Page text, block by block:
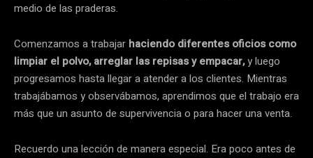
medio de las praderas.
Comenzamos a trabajar haciendo diferentes oficios como
limpiar el polvo, arreglar las repisas y empacar,y luego
progresamos hasta llegar a atender a los clientes. Mientras
trabajábamos y observábamos, aprendimos que el trabajo era
más que un asunto de supervivencia o para hacer una venta.
Recuerdo una lección de manera especial. Era poco antes de